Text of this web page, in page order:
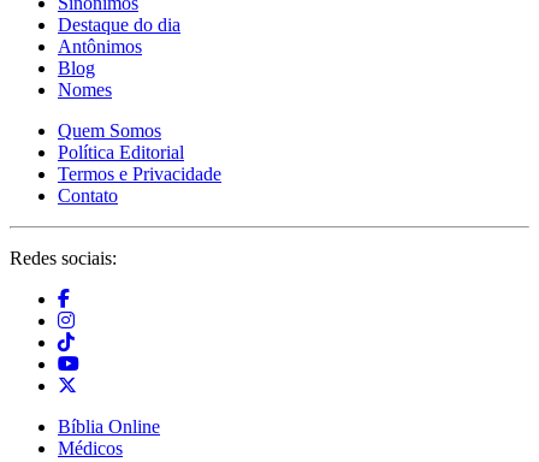
Destaque do dia
Antônimos
Blog
Nomes
Quem Somos
Política Editorial
Termos e Privacidade
Contato
Redes sociais:
Bíblia Online
Médicos